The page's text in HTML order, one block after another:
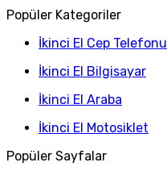
Popüler Kategoriler
İkinci El Cep Telefonu
İkinci El Bilgisayar
İkinci El Araba
İkinci El Motosiklet
Popüler Sayfalar